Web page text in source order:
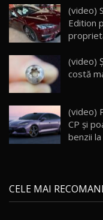
17 20:06
Va fi
20
Noul
21
(video)
Edition
(video)
costă
(video)
CP și
benzii
CELE MAI